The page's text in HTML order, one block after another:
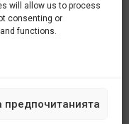
will allow us to process
consenting or
functions.
предпочитанията